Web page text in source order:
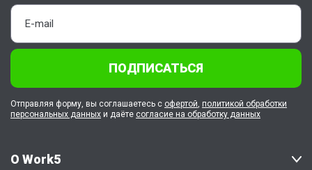
О Work5
ПОДПИСАТЬСЯ
Отправляя форму, вы соглашаетесь с офертой, политикой обработки
персональных данных и даёте согласие на обработку данных